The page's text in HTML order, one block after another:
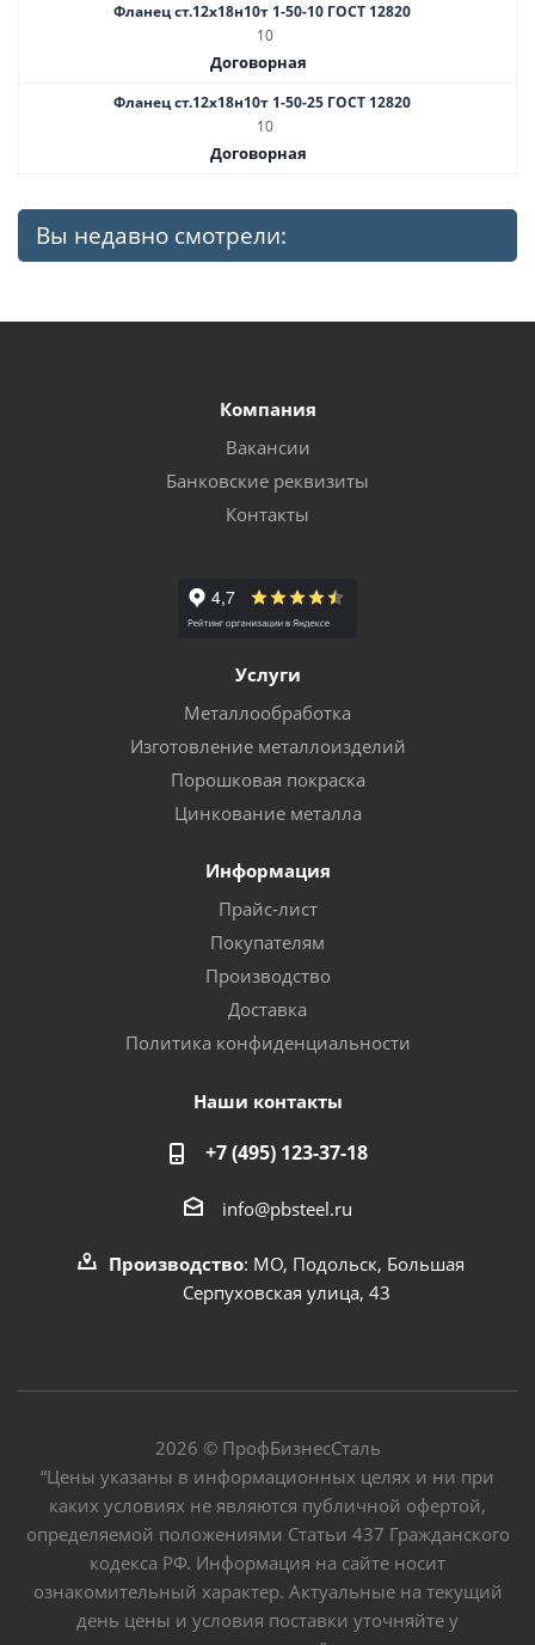
Фланец ст.12х18н10т 1-50-10 ГОСТ 12820
10
Договорная
Фланец ст.12х18н10т 1-50-25 ГОСТ 12820
10
Договорная
Вы недавно смотрели:
Компания
Вакансии
Банковские реквизиты
Контакты
Услуги
Металлообработка
Изготовление металлоизделий
Порошковая покраска
Цинкование металла
Информация
Прайс-лист
Покупателям
Производство
Доставка
Политика конфиденциальности
Наши контакты
+7 (495) 123-37-18
info@pbsteel.ru
Производство: МО, Подольск, Большая
Серпуховская улица, 43
2026 © ПрофБизнесСталь
“Цены указаны в информационных целях и ни при
каких условиях не являются публичной офертой,
определяемой положениями Статьи 437 Гражданского
кодекса РФ. Информация на сайте носит
ознакомительный характер. Актуальные на текущий
день цены и условия поставки уточняйте у